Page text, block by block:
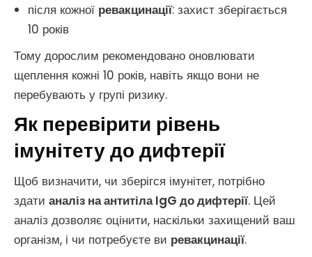
після кожної ревакцинації: захист зберігається
10 років
Тому дорослим рекомендовано оновлювати
щеплення кожні 10 років, навіть якщо вони не
перебувають у групі ризику.
Як перевірити рівень
імунітету до дифтерії
Щоб визначити, чи зберігся імунітет, потрібно
здати аналіз на антитіла IgG до дифтерії. Цей
аналіз дозволяє оцінити, наскільки захищений ваш
організм, і чи потребуєте ви ревакцинації.